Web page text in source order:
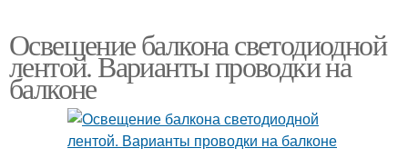
Освещение балкона светодиодной
лентой. Варианты проводки на
балконе